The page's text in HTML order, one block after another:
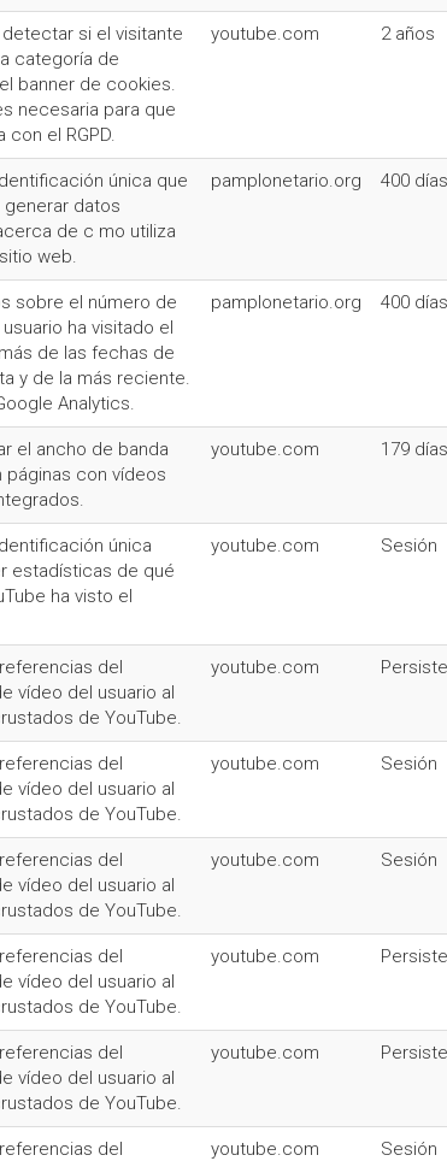
detectar si el visitante
categoría de
banner de cookies.
necesaria para que
con el RGPD.
youtube.com 2 años
única que
generar datos
de c mo utiliza
web.
pamplonetario.org 400 días
sobre el número de
ha visitado el
de las fechas de
y de la más reciente.
Analytics.
pamplonetario.org 400 días
el ancho de banda
páginas con vídeos
youtube.com 179 días
única
estadísticas de qué
ha visto el
youtube.com Sesión
del
vídeo del usuario al
de YouTube.
youtube.com
del
vídeo del usuario al
de YouTube.
youtube.com Sesión
del
vídeo del usuario al
de YouTube.
youtube.com Sesión
del
vídeo del usuario al
de YouTube.
youtube.com
del
vídeo del usuario al
de YouTube.
youtube.com
del
youtube.com Sesión